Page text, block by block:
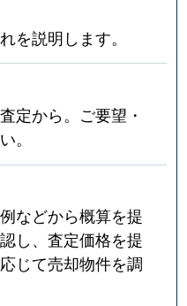
を説明します。
定から。ご要望・
。
などから概算を提
し、査定価格を提
じて売却物件を調